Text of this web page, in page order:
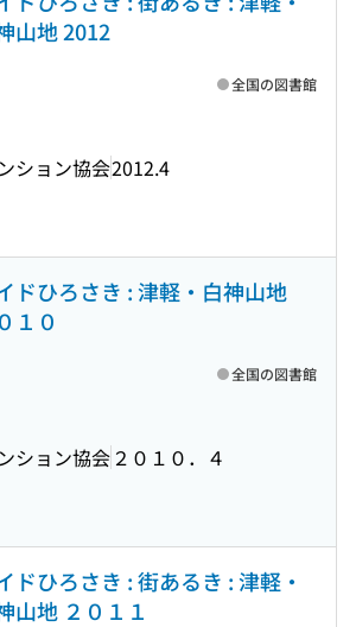
山地 2012
ション協会2012.4
全国の図書館
ドひろさき : 津軽・白神山地
１０
ション協会 ２０１０．４
全国の図書館
ドひろさき : 街あるき : 津軽・
山地 ２０１１